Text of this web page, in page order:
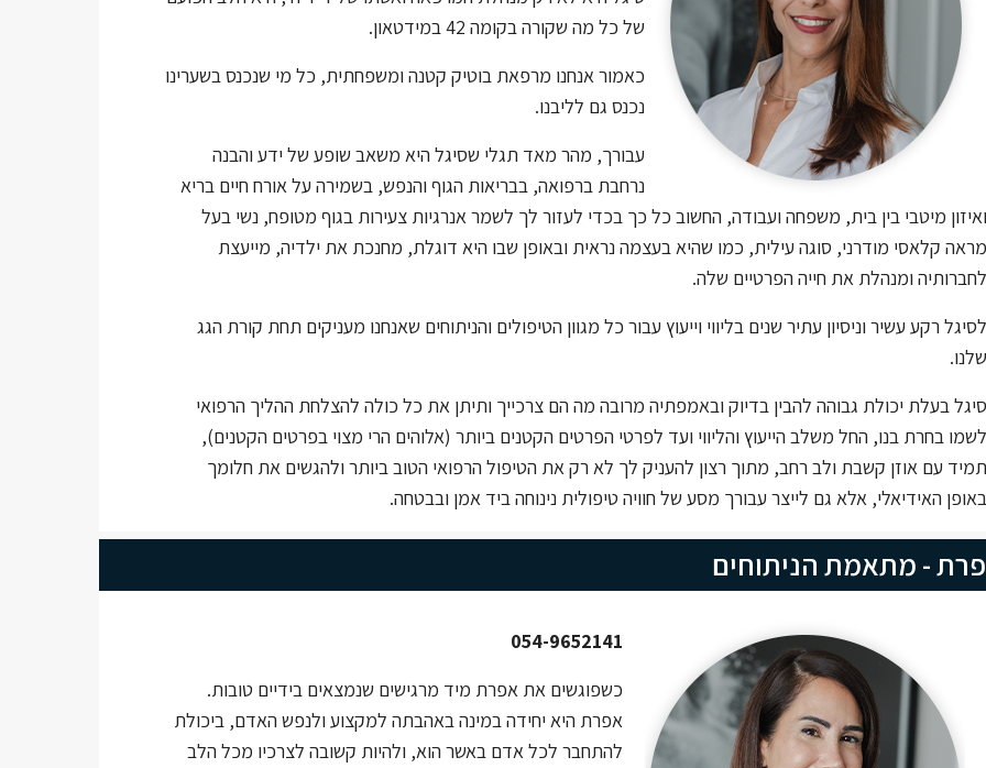
של כל מה שקורה בקומה 42 במידטאון.
כאמור אנחנו מרפאת בוטיק קטנה ומשפחתית, כל מי שנכנס בשערינו
נכנס גם לליבנו.
עבורך, מהר מאד תגלי שסיגל היא משאב שופע של ידע והבנה
נרחבת ברפואה, בבריאות הגוף והנפש, בשמירה על אורח חיים בריא
מיטבי בין בית, משפחה ועבודה, החשוב כל כך בכדי לעזור לך לשמר אנרגיות צעירות בגוף מטופח, נשי בעל
קלאסי מודרני, סוגה עילית, כמו שהיא בעצמה נראית ובאופן שבו היא דוגלת, מחנכת את ילדיה, מייעצת
ומנהלת את חייה הפרטיים שלה.
רקע עשיר וניסיון עתיר שנים בליווי וייעוץ עבור כל מגוון הטיפולים והניתוחים שאנחנו מעניקים תחת קורת הגג
בעלת יכולת גבוהה להבין בדיוק ובאמפתיה מרובה מה הם צרכייך ותיתן את כל כולה להצלחת ההליך הרפואי
בחרת בנו, החל משלב הייעוץ והליווי ועד לפרטי הפרטים הקטנים ביותר (אלוהים הרי מצוי בפרטים הקטנים),
עם אוזן קשבת ולב רחב, מתוך רצון להעניק לך לא רק את הטיפול הרפואי הטוב ביותר ולהגשים את חלומך
האידיאלי, אלא גם לייצר עבורך מסע של חוויה טיפולית נינוחה ביד אמן ובבטחה.
- מתאמת הניתוחים
054-9652141
כשפוגשים את אפרת מיד מרגישים שנמצאים בידיים טובות.
אפרת היא יחידה במינה באהבתה למקצוע ולנפש האדם, ביכולת
להתחבר לכל אדם באשר הוא, ולהיות קשובה לצרכיו מכל הלב